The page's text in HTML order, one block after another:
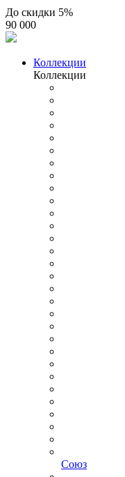
До скидки 5%
90 000
Коллекции
Коллекции
Союз